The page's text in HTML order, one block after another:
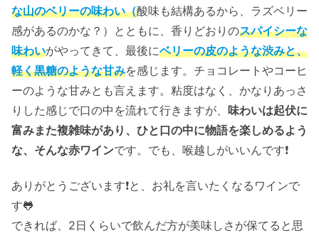
な山のベリーの味わい（酸味も結構あるから、ラズベリー
感があるのかな？）とともに、香りどおりのスパイシーな
味わいがやってきて、最後にベリーの皮のような渋みと、
軽く黒糖のような甘みを感じます。チョコレートやコーヒ
ーのような甘みとも言えます。粘度はなく、かなりあっさ
りした感じで口の中を流れて行きますが、 味わいは起伏に
富みまた複雑味があり、ひと口の中に物語を楽しめるよう
な、そんな赤ワインです。でも、喉越しがいいんです❗️
ありがとうございます❗️と、お礼を言いたくなるワインで
す🐸
できれば、2日くらいで飲んだ方が美味しさが保てると思